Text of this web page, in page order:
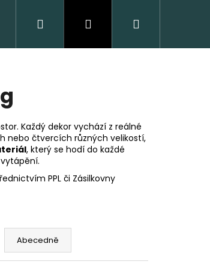
ZDARMA Přihlášení
Každý dekor vychází z reálné
nebo čtvercích různých velikostí,
, který se hodí do každé
PPL či Zásilkovny
Abecedně